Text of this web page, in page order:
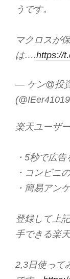
うです。
マクロスが
は….https://
— ケン@投
楽天ユーザ
・5秒で広告
・コンビニ
・簡易アン
登録して上
手できる楽
2,3日使って